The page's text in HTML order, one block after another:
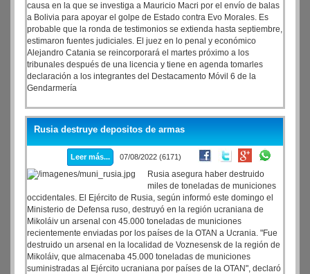
causa en la que se investiga a Mauricio Macri por el envío de balas
a Bolivia para apoyar el golpe de Estado contra Evo Morales. Es
probable que la ronda de testimonios se extienda hasta septiembre,
estimaron fuentes judiciales. El juez en lo penal y económico
Alejandro Catania se reincorporará el martes próximo a los
tribunales después de una licencia y tiene en agenda tomarles
declaración a los integrantes del Destacamento Móvil 6 de la
Gendarmería
Rusia destruye depositos de armas
Leer más... 07/08/2022 (6171)
Rusia asegura haber destruido
miles de toneladas de municiones
occidentales. El Ejército de Rusia, según informó este domingo el
Ministerio de Defensa ruso, destruyó en la región ucraniana de
Mikoláiv un arsenal con 45.000 toneladas de municiones
recientemente enviadas por los países de la OTAN a Ucrania. "Fue
destruido un arsenal en la localidad de Voznesensk de la región de
Mikoláiv, que almacenaba 45.000 toneladas de municiones
suministradas al Ejército ucraniana por países de la OTAN", declaró